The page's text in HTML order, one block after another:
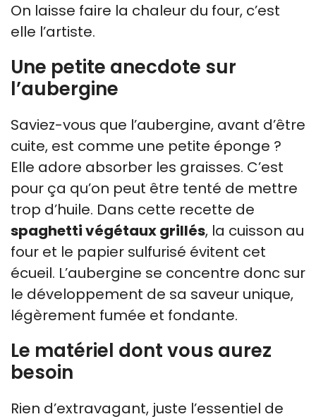
On laisse faire la chaleur du four, c’est
elle l’artiste.
Une petite anecdote sur
l’aubergine
Saviez-vous que l’aubergine, avant d’être
cuite, est comme une petite éponge ?
Elle adore absorber les graisses. C’est
pour ça qu’on peut être tenté de mettre
trop d’huile. Dans cette recette de
spaghetti végétaux grillés, la cuisson au
four et le papier sulfurisé évitent cet
écueil. L’aubergine se concentre donc sur
le développement de sa saveur unique,
légèrement fumée et fondante.
Le matériel dont vous aurez
besoin
Rien d’extravagant, juste l’essentiel de